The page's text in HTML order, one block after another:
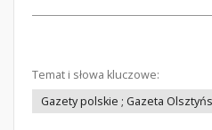
Temat i słowa kluczowe:
Gazety polskie ; Gazeta